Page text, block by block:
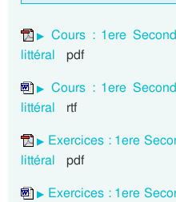
Cours : 1ere
littéral
pdf
Cours : 1ere
littéral
rtf
Exercices : 1ere
littéral
pdf
Exercices : 1ere